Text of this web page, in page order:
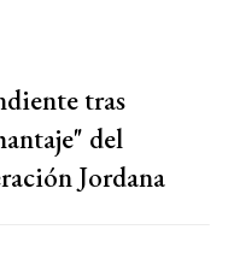
tras
del
Jordana